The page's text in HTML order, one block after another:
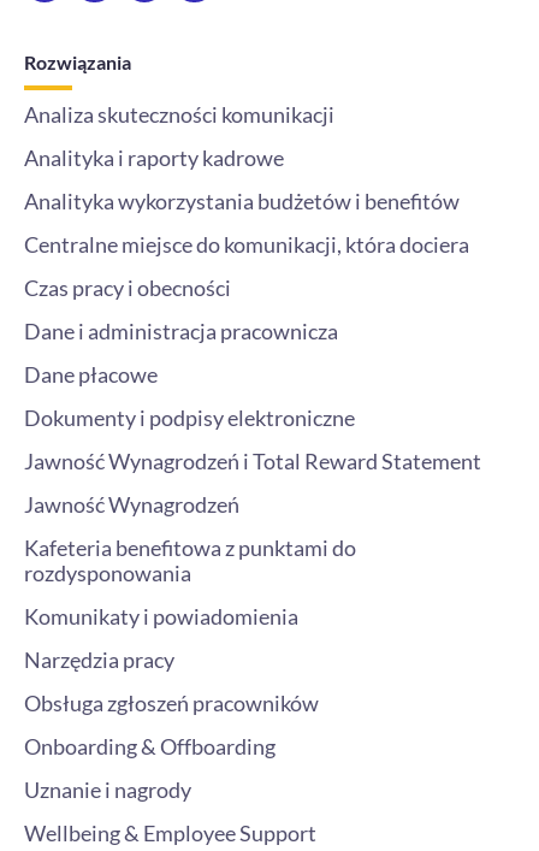
o
k
r
-
i
Rozwiązania
Analiza skuteczności komunikacji
Analityka i raporty kadrowe
Analityka wykorzystania budżetów i benefitów
Centralne miejsce do komunikacji, która dociera
Czas pracy i obecności
Dane i administracja pracownicza
Dane płacowe
Dokumenty i podpisy elektroniczne
Jawność Wynagrodzeń i Total Reward Statement
Jawność Wynagrodzeń
Kafeteria benefitowa z punktami do
rozdysponowania
Komunikaty i powiadomienia
Narzędzia pracy
Obsługa zgłoszeń pracowników
Onboarding & Offboarding
Uznanie i nagrody
Wellbeing & Employee Support